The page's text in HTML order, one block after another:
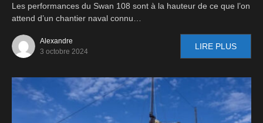
Les performances du Swan 108 sont à la hauteur de ce que l’on
attend d’un chantier naval connu…
Alexandre
3 octobre 2024
LIRE PLUS